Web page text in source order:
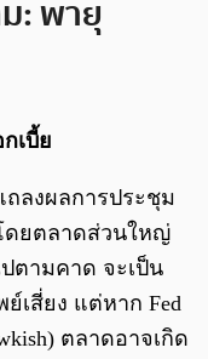
: พายุ
เบี้ย
ถลงผลการประชุม
ดยตลาดส่วนใหญ่
ตามคาด จะเป็น
เสี่ยง แต่หาก Fed
ตลาดอาจเกิด